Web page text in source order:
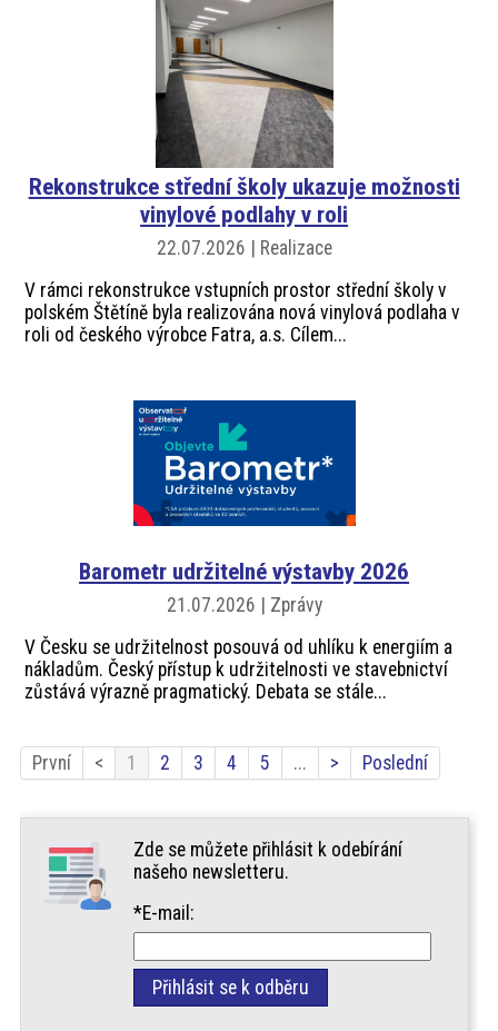
Rekonstrukce střední školy ukazuje možnosti
vinylové podlahy v roli
22.07.2026 | Realizace
V rámci rekonstrukce vstupních prostor střední školy v
polském Štětíně byla realizována nová vinylová podlaha v
roli od českého výrobce Fatra, a.s. Cílem...
Barometr udržitelné výstavby 2026
21.07.2026 | Zprávy
V Česku se udržitelnost posouvá od uhlíku k energiím a
nákladům. Český přístup k udržitelnosti ve stavebnictví
zůstává výrazně pragmatický. Debata se stále...
První < 1 2 3 4 5 ... > Poslední
Zde se můžete přihlásit k odebírání
našeho newsletteru.
*E-mail: